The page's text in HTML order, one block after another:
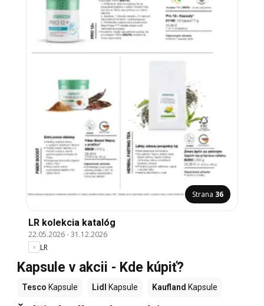
Strana 36
LR kolekcia katalóg
22.05.2026-31.12.2026
LR
Kapsule v akcii - Kde kúpiť?
Tesco Kapsule Lidl Kapsule Kaufland Kapsule